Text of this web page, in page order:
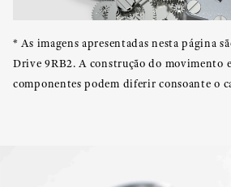
* As imagens apresentadas nesta página
Drive 9RB2. A construção do movimento
componentes podem diferir consoante o